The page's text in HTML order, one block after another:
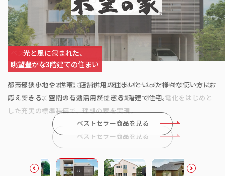
平屋に住まうという、贅沢
ベストセラー商品
光と風に包まれた、
眺望豊かな3階建ての住まい
都市部狭小地や2世帯、店舗併用の住まいといった様々な使い方にお
応えできる、空間の有効活用ができる3階建て住宅。
ベストセラー商品を見る
さらに低価格を実現
伝統を受け継ぐ新たな住まい
見上げれば、空のある家。